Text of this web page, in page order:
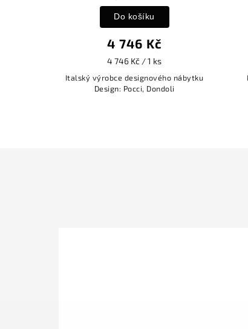
4 746 Kč
4 746 Kč / 1 ks
Do košíku
Italský výrobce designového nábytku
Design: Pocci, Dondoli